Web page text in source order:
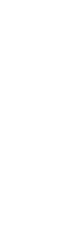
sur le
Un monde dans
site Clicnat
le site du GBIF